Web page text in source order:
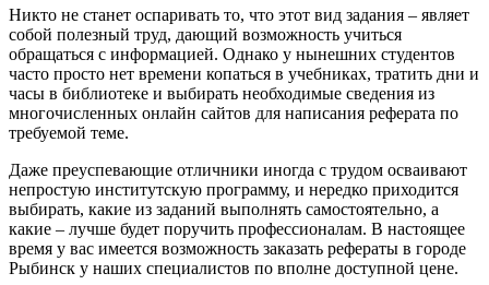
Никто не станет оспаривать то, что этот вид задания – являет
собой полезный труд, дающий возможность учиться
обращаться с информацией. Однако у нынешних студентов
часто просто нет времени копаться в учебниках, тратить дни и
часы в библиотеке и выбирать необходимые сведения из
многочисленных онлайн сайтов для написания реферата по
требуемой теме.
Даже преуспевающие отличники иногда с трудом осваивают
непростую институтскую программу, и нередко приходится
выбирать, какие из заданий выполнять самостоятельно, а
какие – лучше будет поручить профессионалам. В настоящее
время у вас имеется возможность заказать рефераты в городе
Рыбинск у наших специалистов по вполне доступной цене.